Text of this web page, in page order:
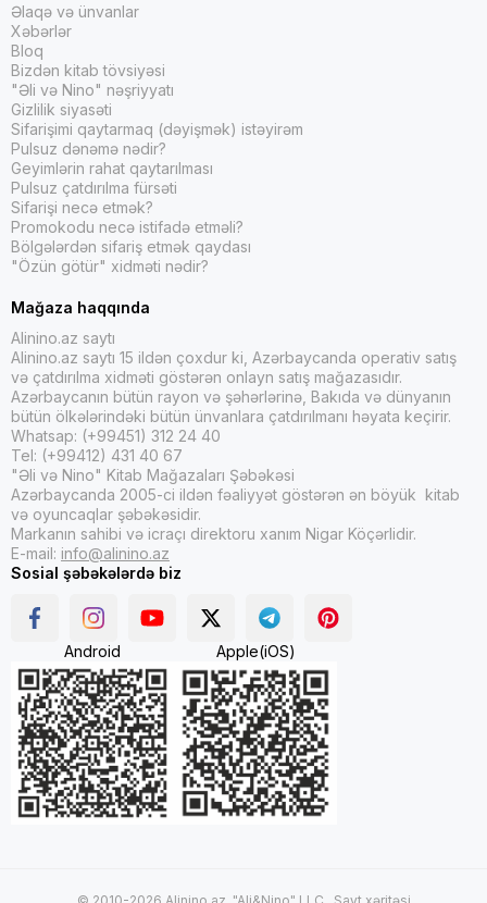
Əlaqə və ünvanlar
Xəbərlər
Bloq
Bizdən kitab tövsiyəsi
"Əli və Nino" nəşriyyatı
Gizlilik siyasəti
Sifarişimi qaytarmaq (dəyişmək) istəyirəm
Pulsuz dənəmə nədir?
Geyimlərin rahat qaytarılması
Pulsuz çatdırılma fürsəti
Sifarişi necə etmək?
Promokodu necə istifadə etməli?
Bölgələrdən sifariş etmək qaydası
"Özün götür" xidməti nədir?
Mağaza haqqında
Alinino.az saytı
Alinino.az saytı 15 ildən çoxdur ki, Azərbaycanda operativ satış
və çatdırılma xidməti göstərən onlayn satış mağazasıdır.
Azərbaycanın bütün rayon və şəhərlərinə, Bakıda və dünyanın
bütün ölkələrindəki bütün ünvanlara çatdırılmanı həyata keçirir.
Whatsap: (+99451) 312 24 40
Tel: (+99412) 431 40 67
"Əli və Nino" Kitab Mağazaları Şəbəkəsi
Azərbaycanda 2005-ci ildən fəaliyyət göstərən ən böyük kitab
və oyuncaqlar şəbəkəsidir.
Markanın sahibi və icraçı direktoru xanım Nigar Köçərlidir.
E-mail: info@alinino.az
Sosial şəbəkələrdə biz
Android Apple(iOS)